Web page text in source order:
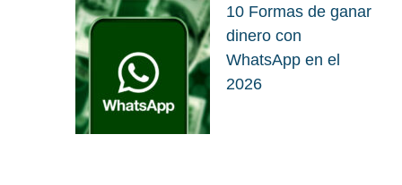
10 Formas de ganar
dinero con
WhatsApp en el
2026